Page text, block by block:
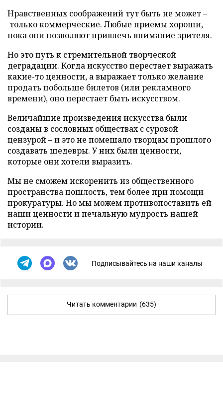
Нравственных соображений тут быть не может –
только коммерческие. Любые приемы хороши,
пока они позволяют привлечь внимание зрителя.
Но это путь к стремительной творческой
деградации. Когда искусство перестает выражать
какие-то ценности, а выражает только желание
продать побольше билетов (или рекламного
времени), оно перестает быть искусством.
Величайшие произведения искусства были
созданы в сословных обществах с суровой
цензурой – и это не помешало творцам прошлого
создавать шедевры. У них были ценности,
которые они хотели выразить.
Мы не сможем искоренить из общественного
пространства пошлость, тем более при помощи
прокуратуры. Но мы можем противопоставить ей
наши ценности и печальную мудрость нашей
истории.
Подписывайтесь на наши каналы
Читать комментарии (635)